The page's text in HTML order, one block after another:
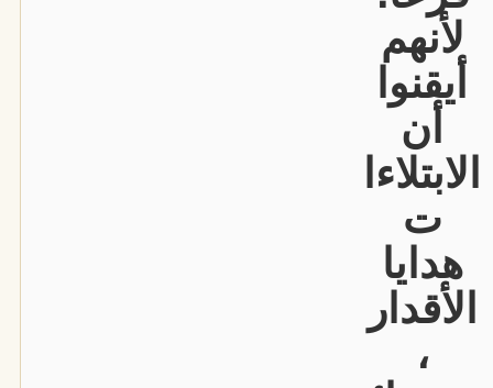
لأنهم
أيقنوا
أن
الابتلاءا
ت
هدايا
الأقدار
،